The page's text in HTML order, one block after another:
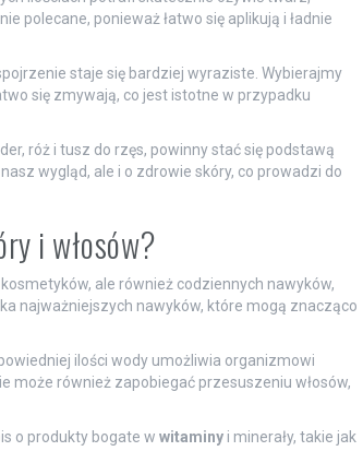
polecane, ponieważ łatwo się aplikują i ładnie
staje się bardziej wyraziste. Wybierajmy
się zmywają, co jest istotne w przypadku
róż i tusz do rzęs, powinny stać się podstawą
wygląd, ale i o zdrowie skóry, co prowadzi do
i włosów?
ale również codziennych nawyków,
najważniejszych nawyków, które mogą znacząco
ilości wody umożliwia organizmowi
może również zapobiegać przesuszeniu włosów,
o produkty bogate w witaminyi minerały, takie jak